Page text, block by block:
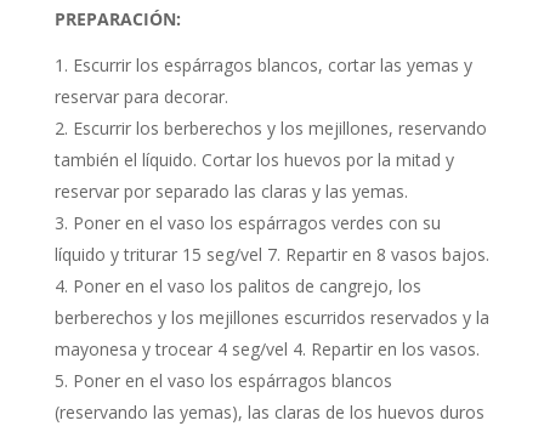
PREPARACIÓN:
Escurrir los espárragos blancos, cortar las yemas y
reservar para decorar.
Escurrir los berberechos y los mejillones, reservando
también el líquido. Cortar los huevos por la mitad y
reservar por separado las claras y las yemas.
Poner en el vaso los espárragos verdes con su
líquido y triturar 15 seg/vel 7. Repartir en 8 vasos bajos.
Poner en el vaso los palitos de cangrejo, los
berberechos y los mejillones escurridos reservados y la
mayonesa y trocear 4 seg/vel 4. Repartir en los vasos.
Poner en el vaso los espárragos blancos
(reservando las yemas), las claras de los huevos duros